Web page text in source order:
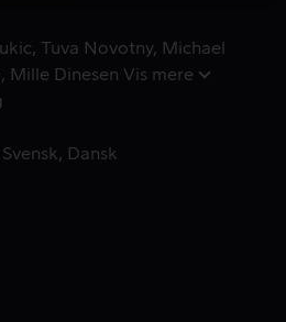
Tuva Novotny
Michael
Mille Dinesen Vis mere
Svensk Dansk